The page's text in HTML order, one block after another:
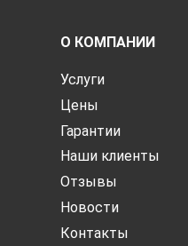
О КОМПАНИИ
Услуги
Цены
Гарантии
Наши клиенты
Отзывы
Новости
Контакты